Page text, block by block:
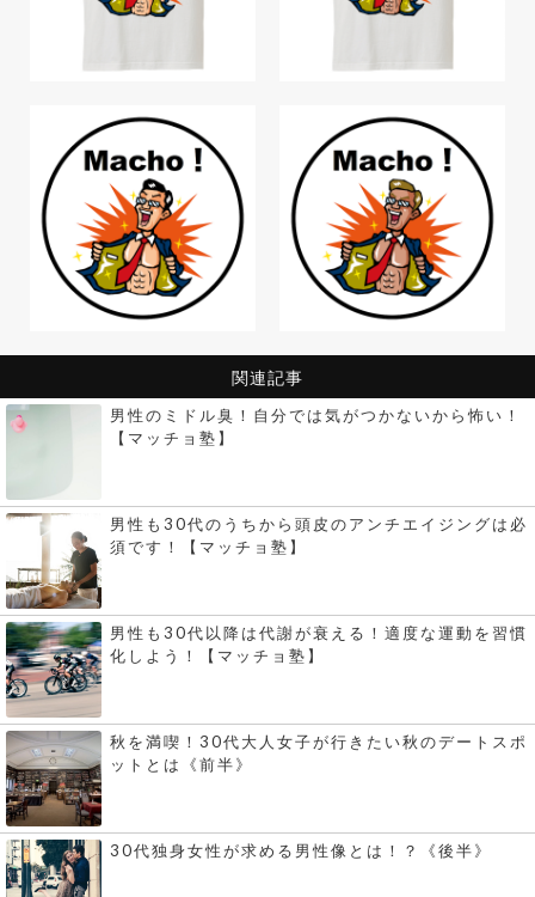
関連記事
男性のミドル臭！自分では気がつかないから怖い！
【マッチョ塾】
男性も30代のうちから頭皮のアンチエイジングは必
須です！【マッチョ塾】
男性も30代以降は代謝が衰える！適度な運動を習慣
化しよう！【マッチョ塾】
秋を満喫！30代大人女子が行きたい秋のデートスポ
ットとは《前半》
30代独身女性が求める男性像とは！？《後半》